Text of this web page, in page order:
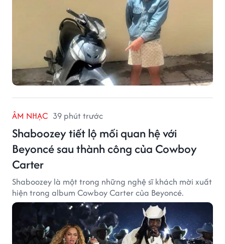
ÂM NHẠC 39 phút trước
Shaboozey tiết lộ mối quan hệ với
Beyoncé sau thành công của Cowboy
Carter
Shaboozey là một trong những nghệ sĩ khách mời xuất
hiện trong album Cowboy Carter của Beyoncé.